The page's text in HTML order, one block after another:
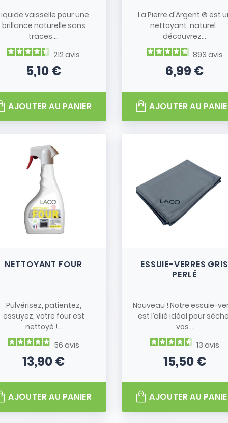
et efficace.
allié pour nettoyer
sols, vitres, cuisines,
concentrée nécessite
impeccable et
de plusieurs mois
produit pour une
quotidien
et sécurité
de manipuler des
ou de nettoyer
100% coton
en prévenant
pour manipuler des
protéger vos mains au
efficace et
Grâce à son
les résidus,
vaisselle pour une
brillance naturelle sans
traces....
212avis
Prix
5,10 €
AJOUTER AU PANIER
La Pierre d'Argent ® est
nettoyant naturel :
découvrez...
893 avis
Prix
6,99 €
AJOUTER AU
NETTOYANT FOUR
Pulvérisez, patientez,
essuyez, votre four est
nettoyé !...
56 avis
Prix
13,90 €
AJOUTER AU PANIER
ESSUIE-VERRES GRIS
PERLÉ
Nouveau ! Notre essuie-
est l’allié idéal pour
vos...
13 avis
Prix
15,50 €
AJOUTER AU